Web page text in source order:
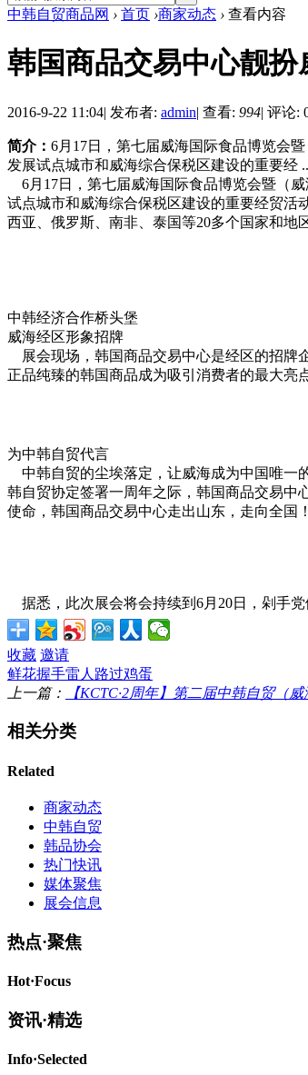
中韩自贸商品网 › 首页 ›商家动态 › 查看内容
韩国商品交易中心靓扮
2016-9-22 11:04| 发布者: admin| 查看: 994| 评论:
简介： 6月17日，第七届威海国际食品博览会
发展试点城市和威海综合保税区建设的重要经
6月17日，第七届威海国际食品博览会暨（
试点城市和威海综合保税区建设的重要经贸活
西亚、俄罗斯、南非、泰国等20多个国家和地区
中韩经济合作桥头堡
威海经区形象招牌
展会现场，韩国商品交易中心是经区的招牌
正品纯臻的韩国商品成为吸引消费者的最大亮
为中韩自贸代言
中韩自贸的尘埃落定，让威海成为中国唯一
韩自贸协定签署一周年之际，韩国商品交易中
使命，韩国商品交易中心走出山东，走向全国！
据悉，此次展会将会持续到6月20日，剁手
收藏 邀请
鲜花握手雷人 路过鸡蛋
上一篇：
【KCTC·2周年】第二届中韩自贸（
相关分类
Related
商家动态
中韩自贸
韩品协会
热门快讯
媒体聚焦
展会信息
热点·聚焦
Hot·Focus
资讯·精选
Info·Selected